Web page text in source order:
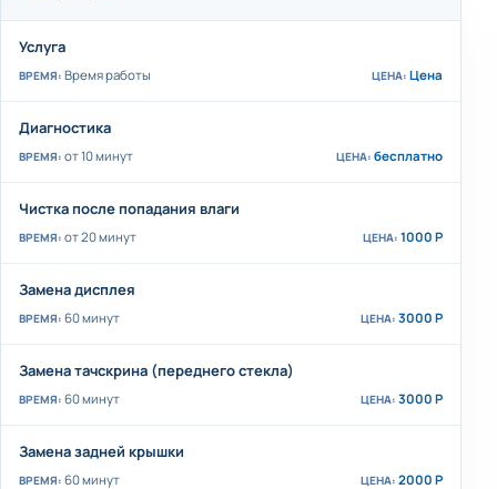
Услуга
Время работы Цена
Диагностика
от 10 минут бесплатно
Чистка после попадания влаги
от 20 минут 1000 Р
Замена дисплея
60 минут 3000 Р
Замена тачскрина (переднего стекла)
60 минут 3000 Р
Замена задней крышки
60 минут 2000 Р